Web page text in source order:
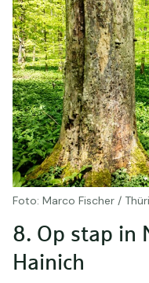
Foto: Marco Fischer /
8. Op stap in
Hainich